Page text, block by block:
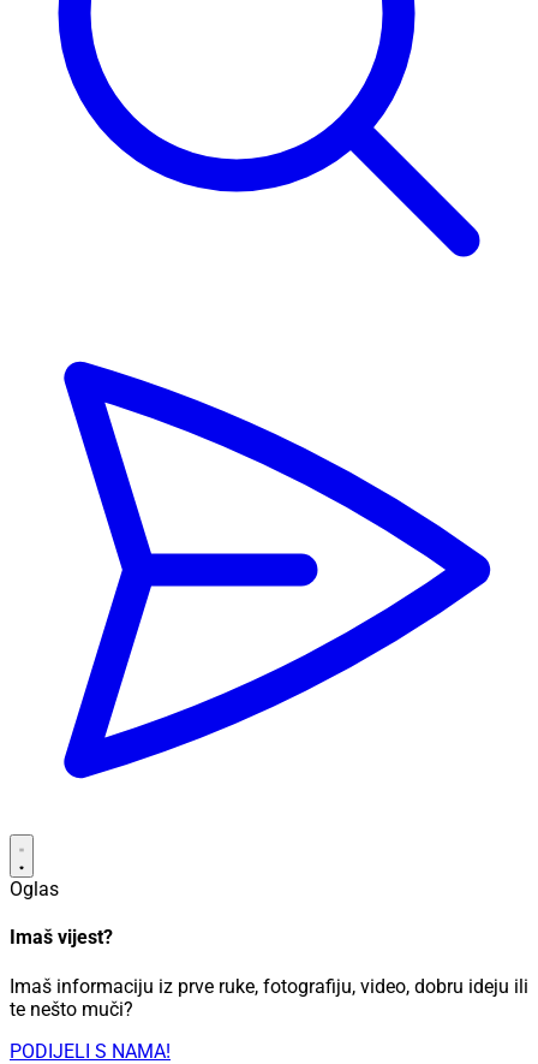
Oglas
Imaš vijest?
Imaš informaciju iz prve ruke, fotografiju, video, dobru ideju ili
te nešto muči?
PODIJELI S NAMA!